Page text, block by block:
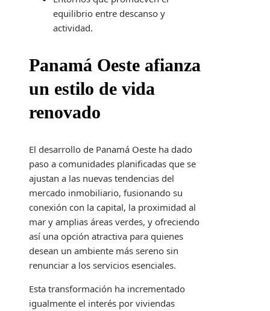
equilibrio entre descanso y
actividad.
Panamá Oeste afianza
un estilo de vida
renovado
El desarrollo de Panamá Oeste ha dado
paso a comunidades planificadas que se
ajustan a las nuevas tendencias del
mercado inmobiliario, fusionando su
conexión con la capital, la proximidad al
mar y amplias áreas verdes, y ofreciendo
así una opción atractiva para quienes
desean un ambiente más sereno sin
renunciar a los servicios esenciales.
Esta transformación ha incrementado
igualmente el interés por viviendas